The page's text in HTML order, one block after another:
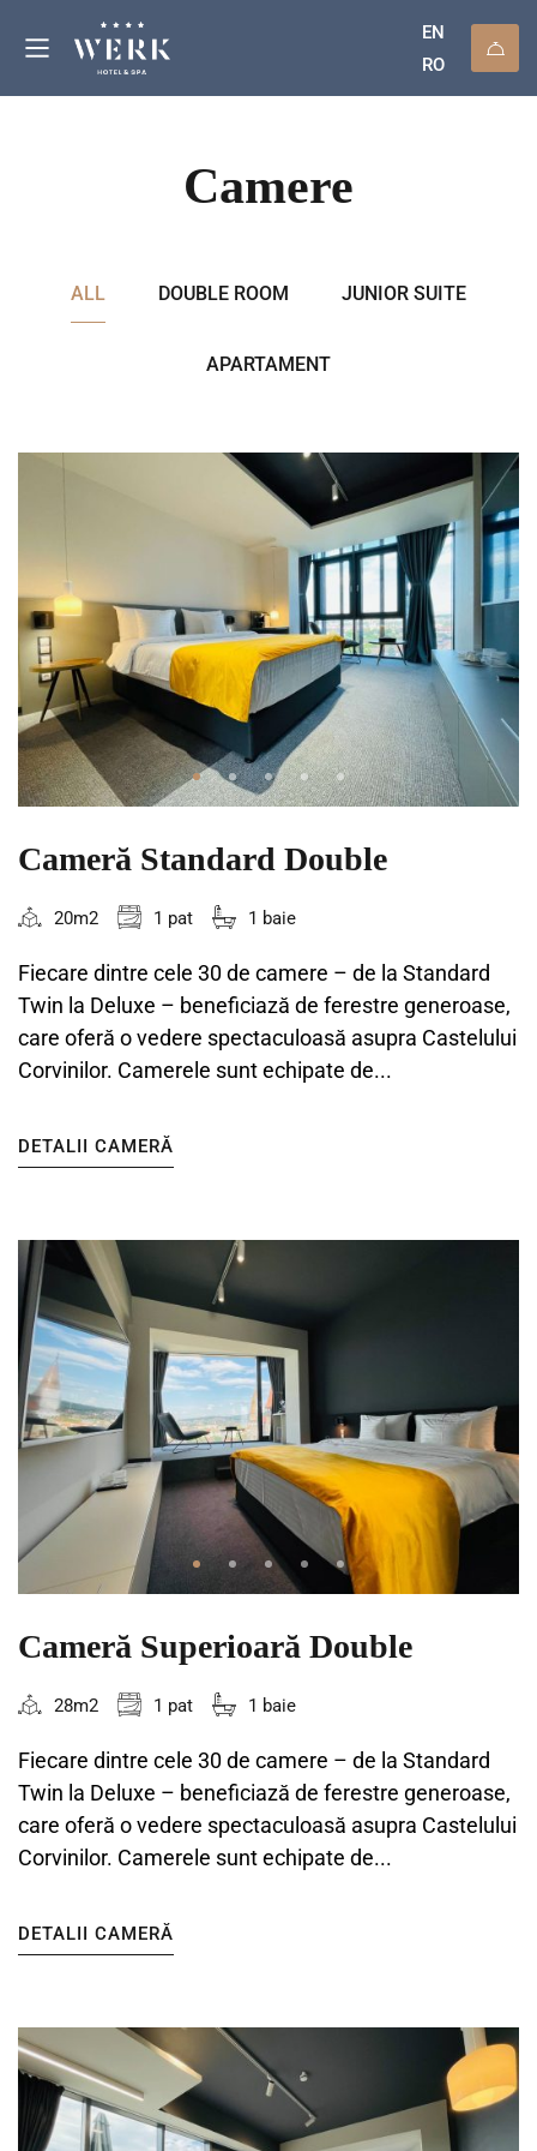
EN
RO
Camere
ALL DOUBLE ROOM JUNIOR SUITE
APARTAMENT
Cameră Standard Double
20m2 1 pat 1 baie
Fiecare dintre cele 30 de camere – de la Standard
Twin la Deluxe – beneficiază de ferestre generoase,
care oferă o vedere spectaculoasă asupra Castelului
Corvinilor. Camerele sunt echipate de...
DETALII CAMERĂ
Cameră Superioară Double
28m2 1 pat 1 baie
Fiecare dintre cele 30 de camere – de la Standard
Twin la Deluxe – beneficiază de ferestre generoase,
care oferă o vedere spectaculoasă asupra Castelului
Corvinilor. Camerele sunt echipate de...
DETALII CAMERĂ